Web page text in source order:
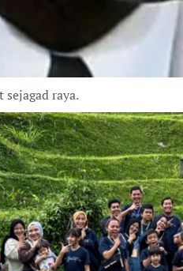
sejagad raya.